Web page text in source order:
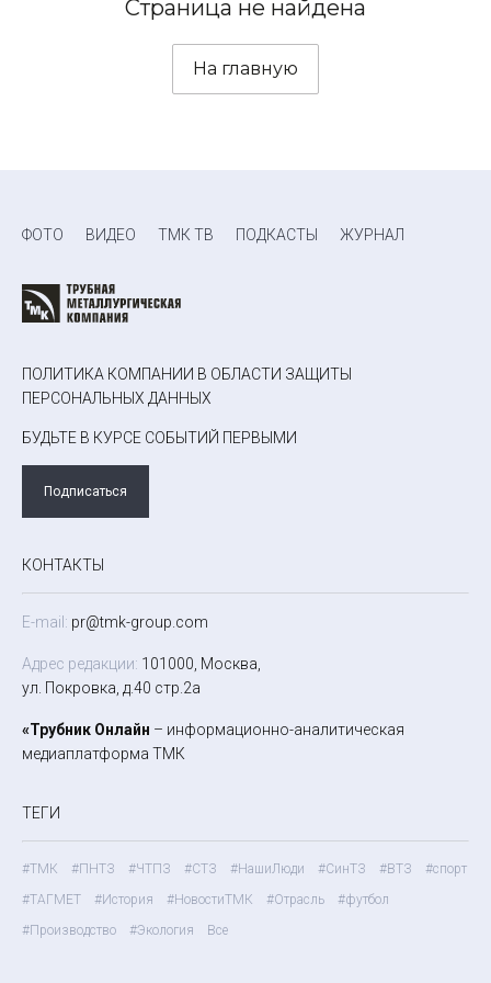
Страница не найдена
На главную
ФОТО ВИДЕО ТМК ТВ ПОДКАСТЫ ЖУРНАЛ
ПОЛИТИКА КОМПАНИИ В ОБЛАСТИ ЗАЩИТЫ
ПЕРСОНАЛЬНЫХ ДАННЫХ
БУДЬТЕ В КУРСЕ СОБЫТИЙ ПЕРВЫМИ
Подписаться
КОНТАКТЫ
E-mail: pr@tmk-group.com
Адрес редакции: 101000, Москва,
ул. Покровка, д.40 стр.2а
«Трубник Онлайн – информационно-аналитическая
медиаплатформа ТМК
ТЕГИ
#ТМК #ПНТЗ #ЧТПЗ #СТЗ #НашиЛюди #СинТЗ #ВТЗ
#спорт
#ТАГМЕТ
#История #НовостиТМК #Отрасль
#футбол
#Производство
#Экология Все